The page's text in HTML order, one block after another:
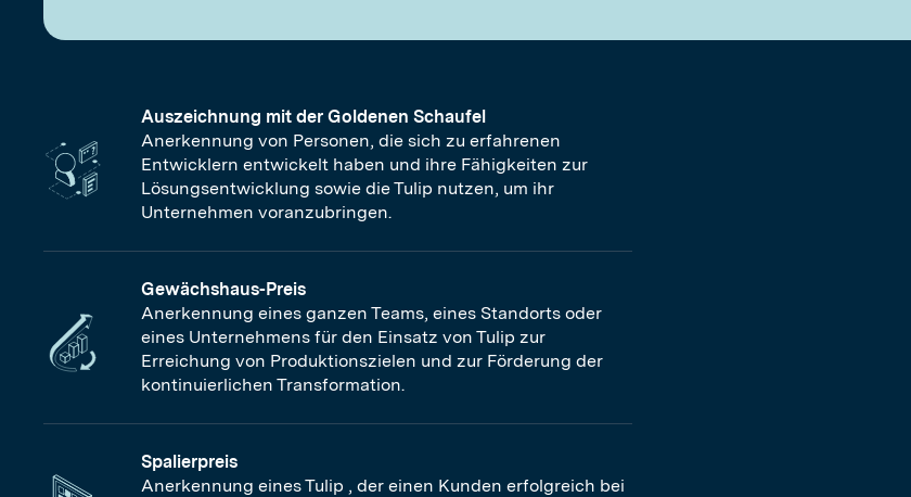
Auszeichnung mit der Goldenen Schaufel
Anerkennung von Personen, die sich zu erfahrenen
Entwicklern entwickelt haben und ihre Fähigkeiten zur
Lösungsentwicklung sowie die Tulip nutzen, um ihr
Unternehmen voranzubringen.
Gewächshaus-Preis
Anerkennung eines ganzen Teams, eines Standorts oder
eines Unternehmens für den Einsatz von Tulip zur
Erreichung von Produktionszielen und zur Förderung der
kontinuierlichen Transformation.
Spalierpreis
Anerkennung eines Tulip , der einen Kunden erfolgreich bei